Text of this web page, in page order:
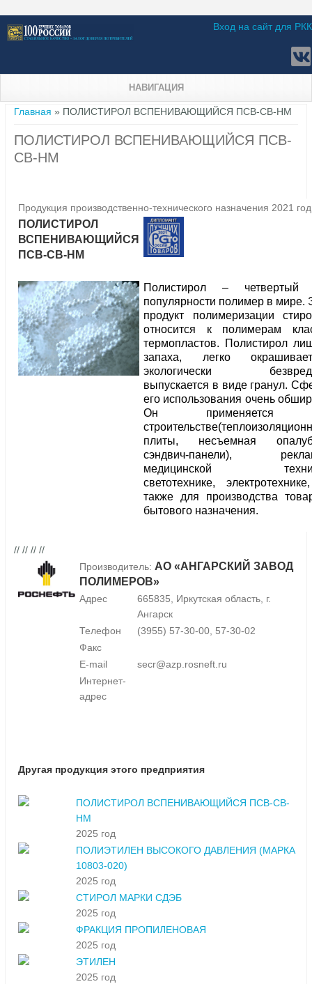
Вход на сайт для РКК
НАВИГАЦИЯ
Вы здесь
Главная » ПОЛИСТИРОЛ ВСПЕНИВАЮЩИЙСЯ ПСВ-СВ-НМ
ПОЛИСТИРОЛ ВСПЕНИВАЮЩИЙСЯ ПСВ-
СВ-НМ
Продукция производственно-технического назначения 2021 год
ПОЛИСТИРОЛ
ВСПЕНИВАЮЩИЙСЯ
ПСВ-СВ-НМ
Полистирол – четвертый
популярности полимер в мире.
продукт полимеризации
относится к полимерам
термопластов. Полистирол
запаха, легко
экологически
выпускается в виде гранул.
его использования очень
Он применяется
плиты, несъемная
сэндвич-панели),
медицинской
светотехнике,
также для производства
бытового назначения.
// // // //
Производитель: АО «АНГАРСКИЙ ЗАВОД
ПОЛИМЕРОВ»
Адрес
665835, Иркутская область, г.
Ангарск
Телефон
(3955) 57-30-00, 57-30-02
Факс
E-mail
secr@azp.rosneft.ru
Интернет-
адрес
Другая продукция этого предприятия
ПОЛИСТИРОЛ ВСПЕНИВАЮЩИЙСЯ ПСВ-СВ-
НМ
2025 год
ПОЛИЭТИЛЕН ВЫСОКОГО ДАВЛЕНИЯ (МАРКА
10803-020)
2025 год
СТИРОЛ МАРКИ СДЭБ
2025 год
ФРАКЦИЯ ПРОПИЛЕНОВАЯ
2025 год
ЭТИЛЕН
2025 год